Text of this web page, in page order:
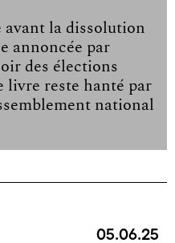
avant la dissolution
annoncée par
des élections
livre reste hanté par
national
05.06.25